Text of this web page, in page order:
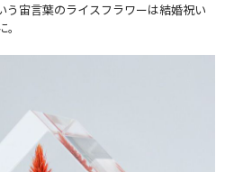
う宙言葉のライスフラワーは結婚祝い